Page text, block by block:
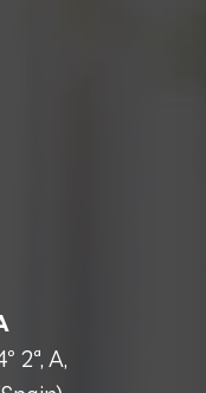
2ª, A,